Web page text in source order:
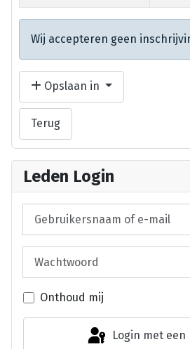
Wij accepteren geen
Opslaan in
Terug
Leden Login
Gebruikersnaam of e-mail
Wachtwoord
Onthoud mij
Login met een